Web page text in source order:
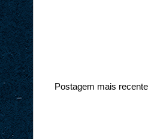
Postagem mais recente